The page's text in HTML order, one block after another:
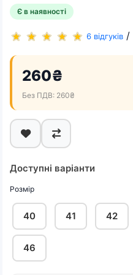
Є в наявності
6 відгуків /
260₴
Без ПДВ: 260₴
Доступні варіанти
Розмір
40 41 42
46